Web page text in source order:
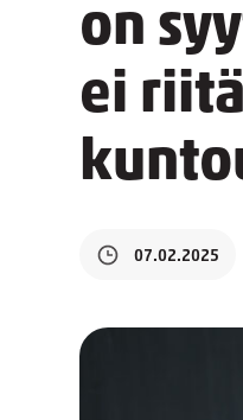
on
ei
07.02.2025